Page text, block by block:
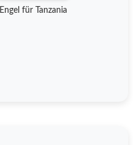
Engel für Tanzania